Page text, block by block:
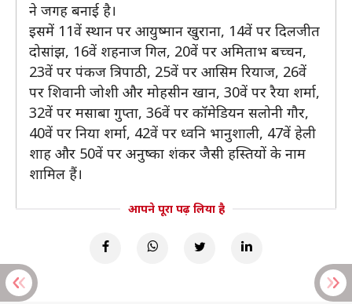
ने जगह बनाई है।
इसमें 11वें स्थान पर आयुष्मान खुराना, 14वें पर दिलजीत
दोसांझ, 16वें शहनाज गिल, 20वें पर अमिताभ बच्चन,
23वें पर पंकज त्रिपाठी, 25वें पर आसिम रियाज, 26वें
पर शिवानी जोशी और मोहसीन खान, 30वें पर रैया शर्मा,
32वें पर मसाबा गुप्ता, 36वें पर कॉमेडियन सलोनी गौर,
40वें पर निया शर्मा, 42वें पर ध्वनि भानुशाली, 47वें हेली
शाह और 50वें पर अनुष्का शंकर जैसी हस्तियों के नाम
शामिल हैं।
आपने पूरा पढ़ लिया है